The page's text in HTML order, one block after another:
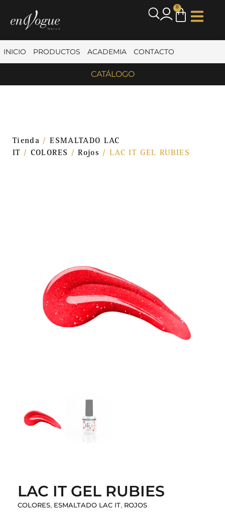
0
INICIO PRODUCTOS ACADEMIA CONTACTO
CATÁLOGO
Tienda /ESMALTADO LAC
IT / COLORES /Rojos / LAC IT GEL RUBIES
LAC IT GEL RUBIES
COLORES, ESMALTADO LAC IT, ROJOS